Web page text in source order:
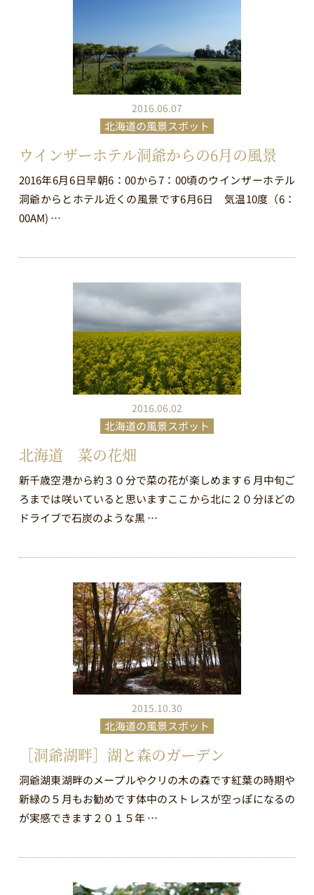
2016.06.07
北海道の風景スポット
ウインザーホテル洞爺からの6月の風景
2016年6月6日早朝6：00から7：00頃のウインザーホテル
洞爺からとホテル近くの風景です6月6日 気温10度（6：
00AM) …
2016.06.02
北海道の風景スポット
北海道 菜の花畑
新千歳空港から約３０分で菜の花が楽しめます６月中旬ご
ろまでは咲いていると思いますここから北に２０分ほどの
ドライブで石炭のような黒 …
2015.10.30
北海道の風景スポット
［洞爺湖畔］湖と森のガーデン
洞爺湖東湖畔のメープルやクリの木の森です紅葉の時期や
新緑の５月もお勧めです体中のストレスが空っぽになるの
が実感できます２０１５年 …